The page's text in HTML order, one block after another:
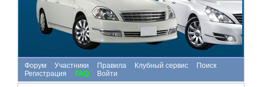
Форум Участники Правила Клубный сервис
Поиск
Регистрация
FAQ Войти